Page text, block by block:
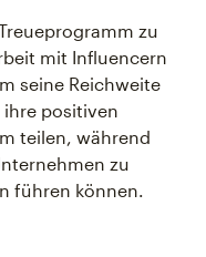
zu
mit Influencern
seine Reichweite
positiven
teilen, während
zu
führen können.